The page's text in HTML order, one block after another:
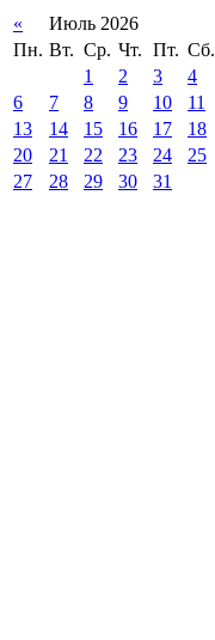
« Июль 2026
Пн. Вт. Ср. Чт. Пт. Сб.
1
2 3 4
6
7 8 9 10 11
13
14 15 16 17 18
20
21 22 23 24 25
27
28 29 30 31